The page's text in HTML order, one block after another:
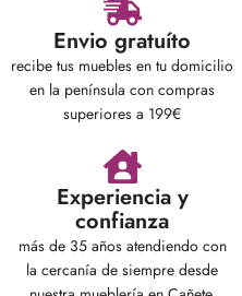
Envio gratuíto
recibe tus muebles en tu domicilio
en la península con compras
superiores a 199€
Experiencia y
confianza
más de 35 años atendiendo con
la cercanía de siempre desde